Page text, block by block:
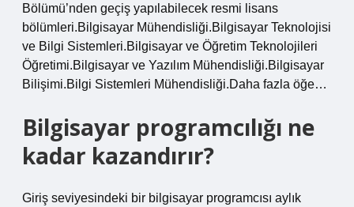
Bölümü’nden geçiş yapılabilecek resmi lisans
bölümleri.Bilgisayar Mühendisliği.Bilgisayar Teknolojisi
ve Bilgi Sistemleri.Bilgisayar ve Öğretim Teknolojileri
Öğretimi.Bilgisayar ve Yazılım Mühendisliği.Bilgisayar
Bilişimi.Bilgi Sistemleri Mühendisliği.Daha fazla öğe…
Bilgisayar programcılığı ne
kadar kazandırır?
Giriş seviyesindeki bir bilgisayar programcısı aylık